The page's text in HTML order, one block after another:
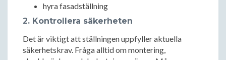
hyra fasadställning
2. Kontrollera säkerheten
Det är viktigt att ställningen uppfyller aktuella
säkerhetskrav. Fråga alltid om montering,